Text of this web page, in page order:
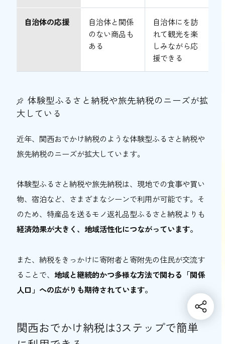
自治体の応援
自治体と関係
のない商品も
ある
自治体にを訪
れて観光を楽
しみながら応
援できる
体験型ふるさと納税や旅先納税のニーズが拡
大している
近年、関西おでかけ納税のような体験型ふるさと納税や
旅先納税のニーズが拡大しています。
体験型ふるさと納税や旅先納税は、現地での食事や買い
物、宿泊など、さまざまなシーンで利用が可能です。そ
のため、特産品を送るモノ返礼品型ふるさと納税よりも
経済効果が大きく、地域活性化につながっています。
また、納税をきっかけに寄附者と寄附先の住民が交流す
ることで、 地域と継続的かつ多様な方法で関わる「関係
人口」への広がりも期待されています。
関西おでかけ納税は3ステップで簡単